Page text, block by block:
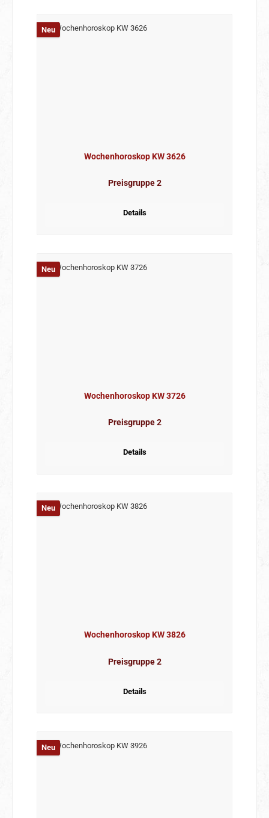
Neu
Wochenhoroskop KW 3626
Preisgruppe 2
Details
Neu
Wochenhoroskop KW 3726
Preisgruppe 2
Details
Neu
Wochenhoroskop KW 3826
Preisgruppe 2
Details
Neu